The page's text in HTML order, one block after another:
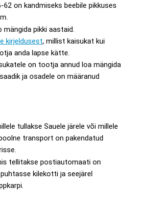
62 on kandmiseks beebile pikkuses
mängida pikki aastaid.
kirjeldusest, millist kaisukat kui
anda lapse kätte.
on tootja annud loa mängida
ja osadele on määranud
tullakse Sauele järele või millele
transport on pakendatud
tellitakse postiautomaati on
kilekotti ja seejärel